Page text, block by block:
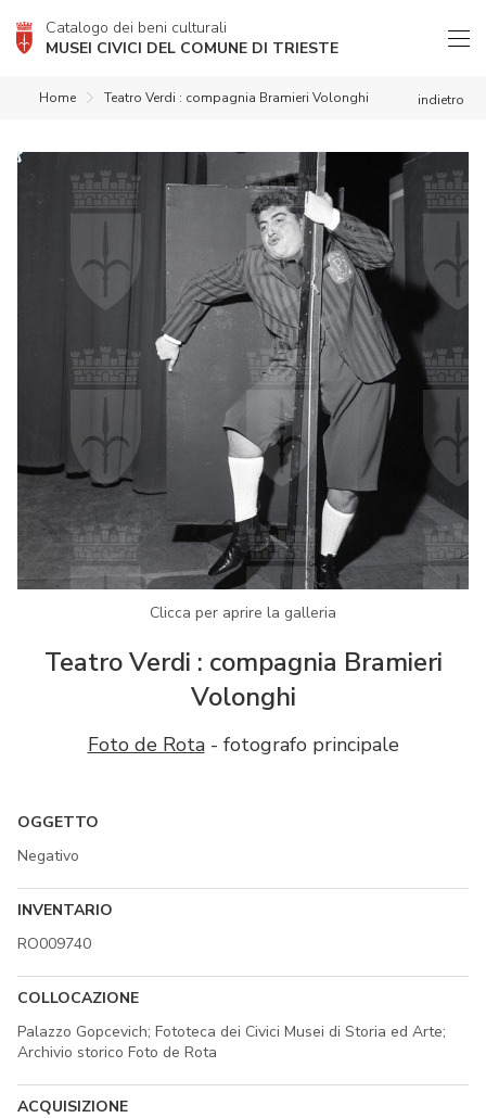
Catalogo dei beni culturali
MUSEI CIVICI DEL COMUNE DI TRIESTE
indietro
Home Teatro Verdi : compagnia Bramieri Volonghi
Clicca per aprire la galleria
Teatro Verdi : compagnia Bramieri
Volonghi
Foto de Rota- fotografo principale
OGGETTO
Negativo
INVENTARIO
RO009740
COLLOCAZIONE
Palazzo Gopcevich; Fototeca dei Civici Musei di Storia ed Arte;
Archivio storico Foto de Rota
ACQUISIZIONE